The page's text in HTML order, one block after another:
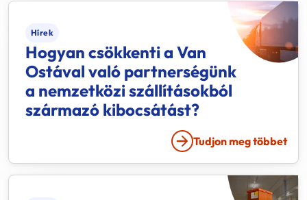
Hírek
Hogyan csökkenti a Van
Ostával való partnerségünk
a nemzetközi szállításokból
származó kibocsátást?
Tudjon meg többet